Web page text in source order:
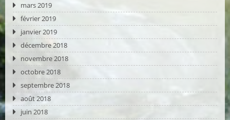
mars 2019
février 2019
janvier 2019
décembre 2018
novembre 2018
octobre 2018
septembre 2018
août 2018
juin 2018